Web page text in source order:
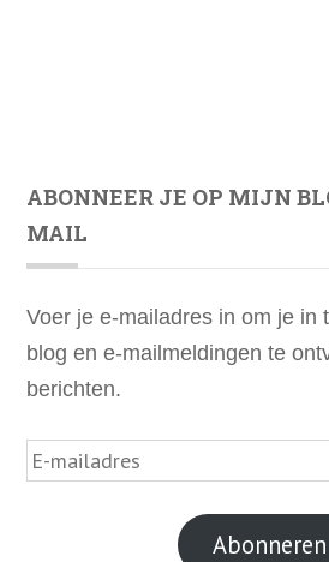
ABONNEER JE OP MIJN
MAIL
Voer je e-mailadres in om je in
blog en e-mailmeldingen te
berichten.
E-
Abonneren